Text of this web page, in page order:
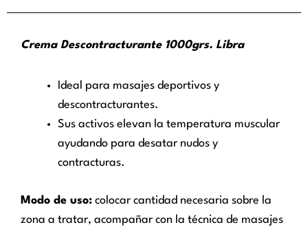
Crema Descontracturante 1000grs. Libra
Ideal para masajes deportivos y
descontracturantes.
Sus activos elevan la temperatura muscular
ayudando para desatar nudos y
contracturas.
Modo de uso: colocar cantidad necesaria sobre la
zona a tratar, acompañar con la técnica de masajes